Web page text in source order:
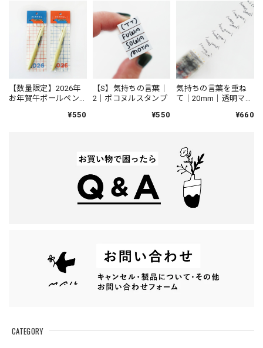
CATEGORY
【数量限定】2026年
お年賀午ボールペン
¥550
【S】気持ちの言葉｜
2｜ポコヌルスタンプ
¥550
気持ちの言葉を重ね
て｜20mm｜透明マス
¥660